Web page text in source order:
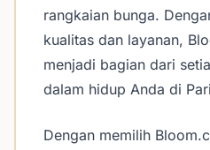
rangkaian bunga.
kualitas dan layanan,
menjadi bagian dari
dalam hidup Anda di
Dengan memilih